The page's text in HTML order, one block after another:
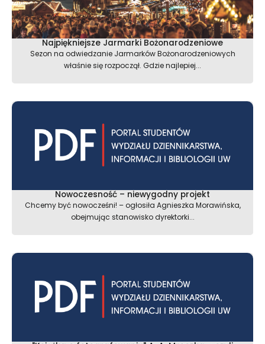
Najpiękniejsze Jarmarki Bożonarodzeniowe
Sezon na odwiedzanie Jarmarków Bożonarodzeniowych
właśnie się rozpoczął. Gdzie najlepiej...
Nowoczesność – niewygodny projekt
Chcemy być nowocześni! – ogłosiła Agnieszka Morawińska,
obejmując stanowisko dyrektorki...